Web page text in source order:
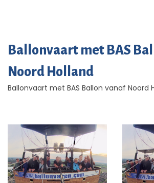
Ballonvaart met BAS
Noord Holland
Ballonvaart met BAS Ballon vanaf Noord